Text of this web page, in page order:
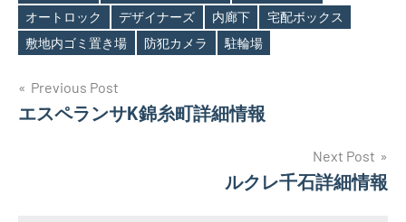
Tags
オートロック
デザイナーズ 内廊下
宅配ボックス
敷地内ゴミ置き場
防犯カメラ 駐輪場
投
稿
Previous Post
エスペランサK錦糸町詳細情報
Next Post
ルクレ千石詳細情報